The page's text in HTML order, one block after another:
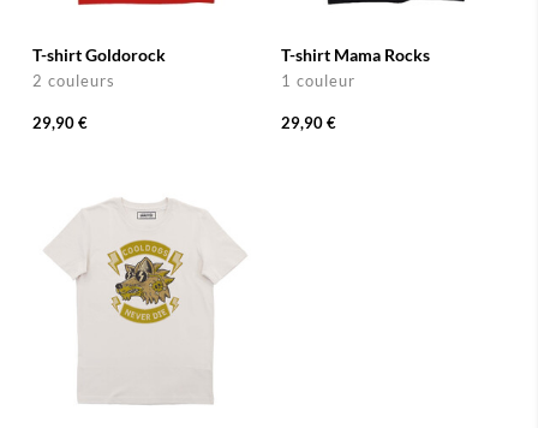
T-shirt Goldorock
2 couleurs
29,90 €
T-shirt Mama Rocks
1 couleur
29,90 €